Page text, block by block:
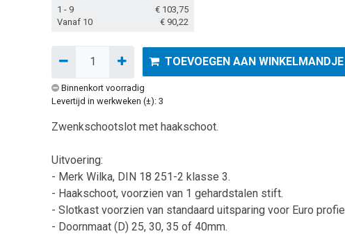
1 - 9 € 103,75
Vanaf 10
€ 90,22
TOEVOEGEN AAN WINKELMANDJE
Binnenkort voorradig
Levertijd in werkweken (±): 3
Zwenkschootslot met haakschoot.
Uitvoering:
- Merk Wilka, DIN 18 251-2 klasse 3.
- Haakschoot, voorzien van 1 gehardstalen stift.
- Slotkast voorzien van standaard uitsparing voor Euro
- Doornmaat (D) 25, 30, 35 of 40mm.